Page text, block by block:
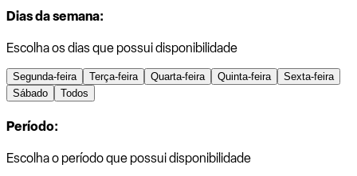
Dias da semana:
Escolha os dias que possui disponibilidade
Segunda-feira Terça-feira Quarta-feira Quinta-feira
Sexta-feira
Sábado
Todos
Período:
Escolha o período que possui disponibilidade